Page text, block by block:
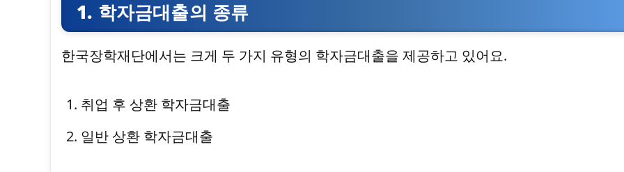
1. 학자금대출의 종류
한국장학재단에서는 크게 두 가지 유형의 학자금대출을 제공하고 있어요.
취업 후 상환 학자금대출
일반 상환 학자금대출